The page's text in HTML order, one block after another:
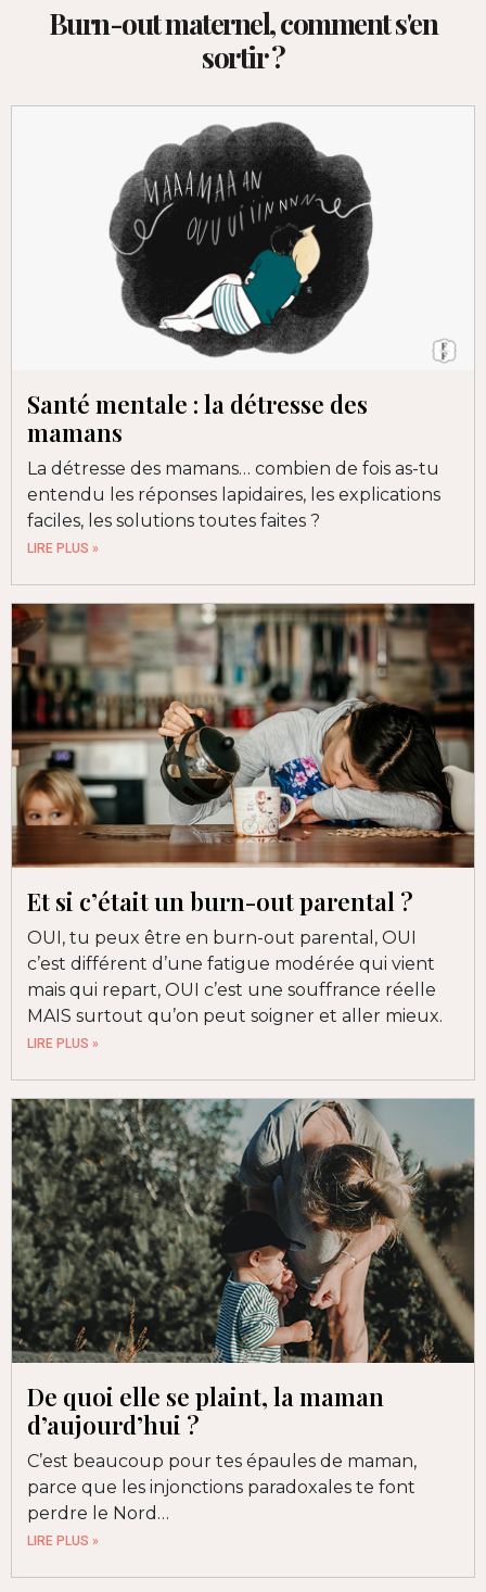
Burn-out maternel, comment s'en
sortir ?
Santé mentale : la détresse des
mamans
La détresse des mamans… combien de fois as-tu
entendu les réponses lapidaires, les explications
faciles, les solutions toutes faites ?
LIRE PLUS »
Et si c’était un burn-out parental ?
OUI, tu peux être en burn-out parental, OUI
c’est différent d’une fatigue modérée qui vient
mais qui repart, OUI c’est une souffrance réelle
MAIS surtout qu’on peut soigner et aller mieux.
LIRE PLUS »
De quoi elle se plaint, la maman
d’aujourd’hui ?
C’est beaucoup pour tes épaules de maman,
parce que les injonctions paradoxales te font
perdre le Nord…
LIRE PLUS »